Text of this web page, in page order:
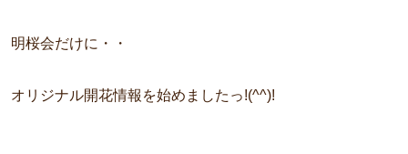
明桜会だけに・・
オリジナル開花情報を始めましたっ!(^^)!